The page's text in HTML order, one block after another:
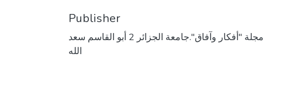
Publisher
مجلة "أفكار وآفاق".جامعة الجزائر 2 أبو القاسم سعد
الله